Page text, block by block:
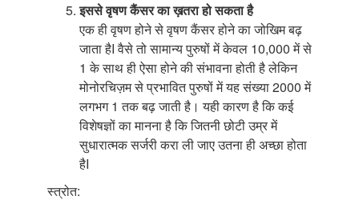
इससे वृषण कैंसर का ख़तरा हो सकता है
एक ही वृषण होने से वृषण कैंसर होने का जोखिम बढ़
जाता हैI वैसे तो सामान्य पुरुषों में केवल 10,000 में से
1 के साथ ही ऐसा होने की संभावना होती है लेकिन
मोनोरचिज़म से प्रभावित पुरुषों में यह संख्या 2000 में
लगभग 1 तक बढ़ जाती है। यही कारण है कि कई
विशेषज्ञों का मानना है कि जितनी छोटी उम्र में
सुधारात्मक सर्जरी करा ली जाए उतना ही अच्छा होता
हैI
स्त्रोत: